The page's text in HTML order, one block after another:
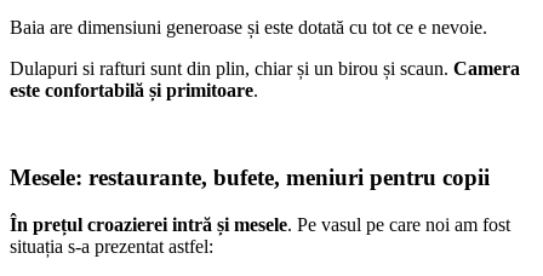
Baia are dimensiuni generoase și este dotată cu tot ce e nevoie.
Dulapuri si rafturi sunt din plin, chiar și un birou și scaun. Camera
este confortabilă și primitoare.
Mesele: restaurante, bufete, meniuri pentru copii
În prețul croazierei intră și mesele. Pe vasul pe care noi am fost
situația s-a prezentat astfel: